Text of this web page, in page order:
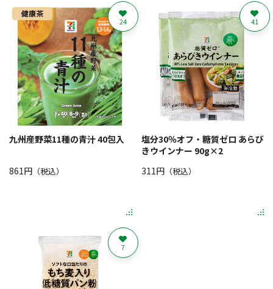
九州産野菜11種の青汁 40包入
861円 （税込）
24
塩分30％オフ・糖質ゼロ あらび
きウインナー 90g×2
311円（税込）
41
7